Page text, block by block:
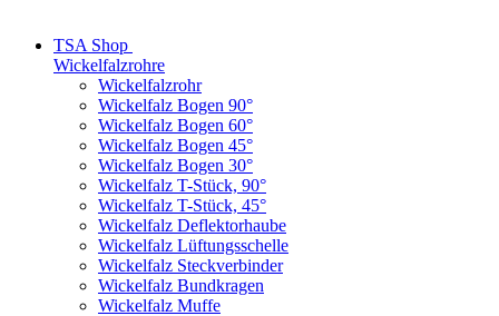
TSA Shop
Wickelfalzrohre
Wickelfalzrohr
Wickelfalz Bogen 90°
Wickelfalz Bogen 60°
Wickelfalz Bogen 45°
Wickelfalz Bogen 30°
Wickelfalz T-Stück, 90°
Wickelfalz T-Stück, 45°
Wickelfalz Deflektorhaube
Wickelfalz Lüftungsschelle
Wickelfalz Steckverbinder
Wickelfalz Bundkragen
Wickelfalz Muffe